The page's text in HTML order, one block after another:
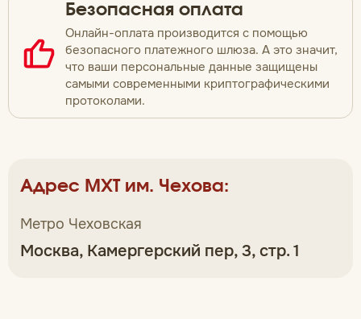
Безопасная оплата
Онлайн-оплата производится с помощью
безопасного платежного шлюза. А это значит,
что ваши персональные данные защищены
самыми современными криптографическими
протоколами.
Адрес МХТ им. Чехова:
Метро Чеховская
Москва, Камергерский пер, 3, стр. 1